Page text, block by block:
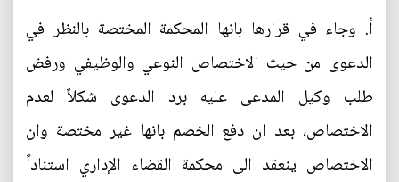
‌أ. وجاء في قرارها بانها المحكمة المختصة بالنظر في
الدعوى من حيث الاختصاص النوعي والوظيفي ورفض
طلب وكيل المدعى عليه برد الدعوى شكلاً لعدم
الاختصاص، بعد ان دفع الخصم بانها غير مختصة وان
الاختصاص ينعقد الى محكمة القضاء الإداري استناداً